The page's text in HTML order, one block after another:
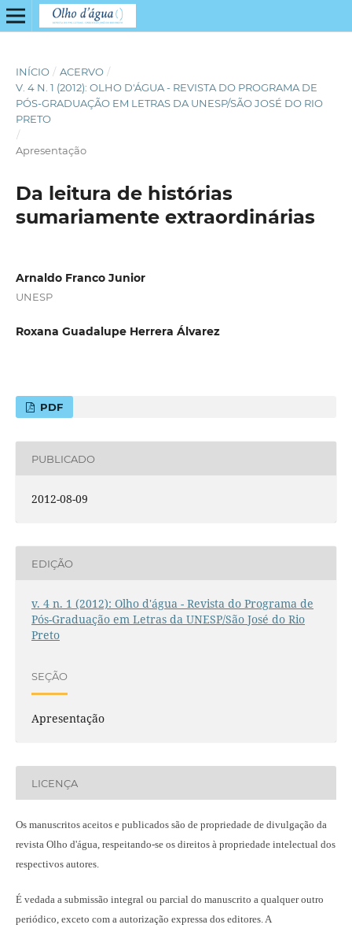
INÍCIO / ACERVO /
V. 4 N. 1 (2012): OLHO D'ÁGUA - REVISTA DO PROGRAMA DE
PÓS-GRADUAÇÃO EM LETRAS DA UNESP/SÃO JOSÉ DO RIO
PRETO
/
Apresentação
Da leitura de histórias
sumariamente extraordinárias
Arnaldo Franco Junior
UNESP
Roxana Guadalupe Herrera Álvarez
PDF
PUBLICADO
2012-08-09
EDIÇÃO
v. 4 n. 1 (2012): Olho d'água - Revista do Programa de
Pós-Graduação em Letras da UNESP/São José do Rio
Preto
SEÇÃO
Apresentação
LICENÇA
Os manuscritos aceitos e publicados são de propriedade de divulgação da
revista Olho d'água, respeitando-se os direitos à propriedade intelectual dos
respectivos autores.
É vedada a submissão integral ou parcial do manuscrito a qualquer outro
periódico, exceto com a autorização expressa dos editores. A